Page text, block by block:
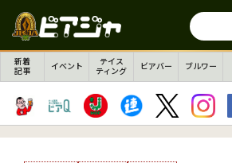
新着
記事
イベント
テイス
ティング
ビアバー ブルワー